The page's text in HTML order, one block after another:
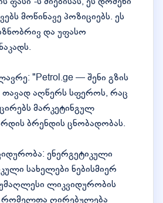
მოწინავე პოზიციებს. ეს
და უფასო
"Petrol.ge — შენი გზის
თავად აღწერს სფეროს, რაც
მარკეტინგულ
ბრენდის ცნობადობას.
ენერგეტიკული
სახელები ნებისმიერ
ლიკვიდურობის
რომელთა ღირებულება